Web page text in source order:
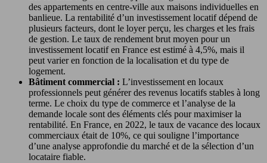
des appartements en centre-ville aux maisons individuelles en
banlieue. La rentabilité d’un investissement locatif dépend de
plusieurs facteurs, dont le loyer perçu, les charges et les frais
de gestion. Le taux de rendement brut moyen pour un
investissement locatif en France est estimé à 4,5%, mais il
peut varier en fonction de la localisation et du type de
logement.
Bâtiment commercial : L’investissement en locaux
professionnels peut générer des revenus locatifs stables à long
terme. Le choix du type de commerce et l’analyse de la
demande locale sont des éléments clés pour maximiser la
rentabilité. En France, en 2022, le taux de vacance des locaux
commerciaux était de 10%, ce qui souligne l’importance
d’une analyse approfondie du marché et de la sélection d’un
locataire fiable.